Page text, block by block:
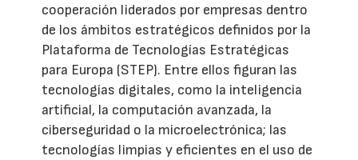
cooperación liderados por empresas dentro
de los ámbitos estratégicos definidos por la
Plataforma de Tecnologías Estratégicas
para Europa (STEP). Entre ellos figuran las
tecnologías digitales, como la inteligencia
artificial, la computación avanzada, la
ciberseguridad o la microelectrónica; las
tecnologías limpias y eficientes en el uso de